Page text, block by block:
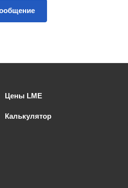
Цены LME
Калькулятор